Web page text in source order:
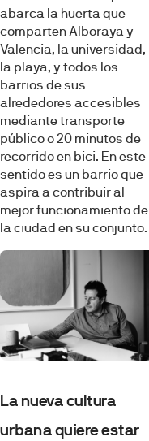
abarca la huerta que
comparten Alboraya y
Valencia, la universidad,
la playa, y todos los
barrios de sus
alrededores accesibles
mediante transporte
público o 20 minutos de
recorrido en bici. En este
sentido es un barrio que
aspira a contribuir al
mejor funcionamiento de
la ciudad en su conjunto.
La nueva cultura
urbana quiere estar